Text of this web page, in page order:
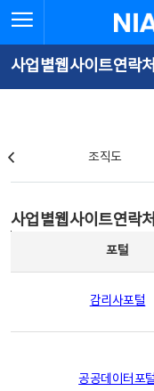
문
로
가
체
뉴
바
가
한국지
사업별웹사이트연락처
조직도
사업별웹사이트연락처
포털
감리사포털
공공데이터포털